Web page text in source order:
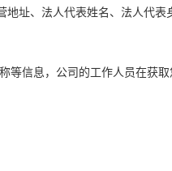
地址、法人代表姓名、法人代表
等信息，公司的工作人员在获